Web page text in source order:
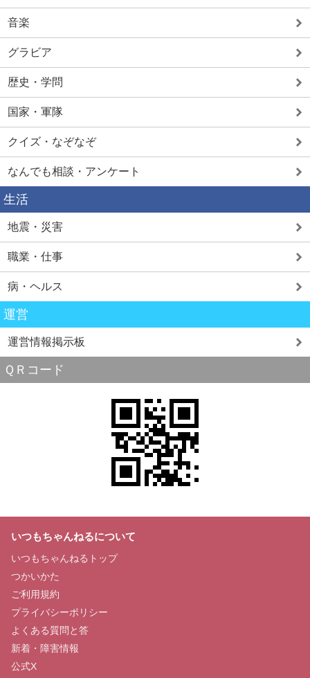
音楽
グラビア
歴史・学問
国家・軍隊
クイズ・なぞなぞ
なんでも相談・アンケート
生活
地震・災害
職業・仕事
病・ヘルス
運営
運営情報掲示板
ＱＲコード
いつもちゃんねるについて
いつもちゃんねるトップ
つかいかた
ご利用規約
プライバシーポリシー
よくある質問と答
新着・障害情報
公式X